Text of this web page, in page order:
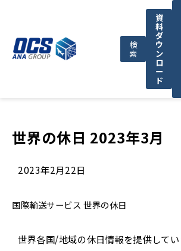
検
索
資
料
ダ
ウ
ン
ロ
ー
ド
OCSが選ばれる理由
世界の休日 2023年3月
2023年2月22日
国際輸送サービス 世界の休日
世界各国/地域の休日情報を提供してい